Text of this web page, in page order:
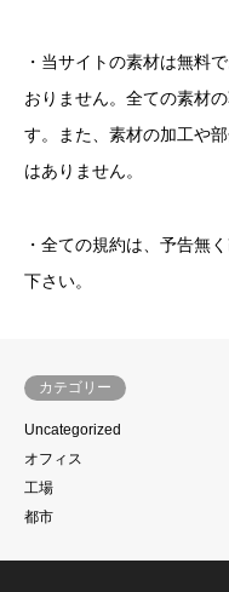
・当サイトの素材は無料
おりません。全ての素材
す。また、素材の加工や
はありません。
・全ての規約は、予告無
下さい。
カテゴリー
Uncategorized
オフィス
工場
都市